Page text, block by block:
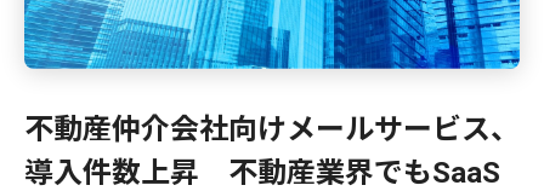
不動産仲介会社向けメールサービス、
導入件数上昇 不動産業界でもSaaS